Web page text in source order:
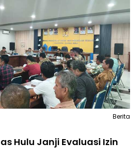
Hulu Janji Evaluasi Izin
Berita